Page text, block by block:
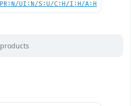
UI:N/S:U/C:H/I:H/A:H